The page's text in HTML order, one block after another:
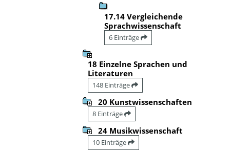
17.14 Vergleichende
Sprachwissenschaft
6 Einträge
18 Einzelne Sprachen und
Literaturen
148 Einträge
20 Kunstwissenschaften
8 Einträge
24 Musikwissenschaft
10 Einträge